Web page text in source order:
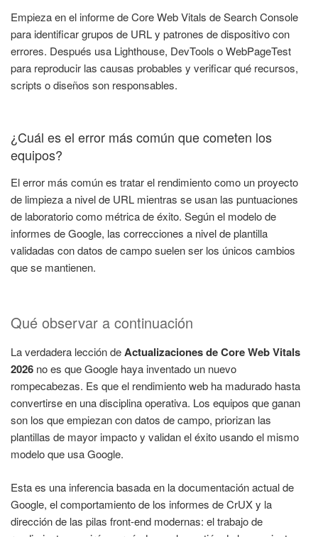
Empieza en el informe de Core Web Vitals de Search Console
para identificar grupos de URL y patrones de dispositivo con
errores. Después usa Lighthouse, DevTools o WebPageTest
para reproducir las causas probables y verificar qué recursos,
scripts o diseños son responsables.
¿Cuál es el error más común que cometen los
equipos?
El error más común es tratar el rendimiento como un proyecto
de limpieza a nivel de URL mientras se usan las puntuaciones
de laboratorio como métrica de éxito. Según el modelo de
informes de Google, las correcciones a nivel de plantilla
validadas con datos de campo suelen ser los únicos cambios
que se mantienen.
Qué observar a continuación
La verdadera lección deActualizaciones de Core Web Vitals
2026 no es que Google haya inventado un nuevo
rompecabezas. Es que el rendimiento web ha madurado hasta
convertirse en una disciplina operativa. Los equipos que ganan
son los que empiezan con datos de campo, priorizan las
plantillas de mayor impacto y validan el éxito usando el mismo
modelo que usa Google.
Esta es una inferencia basada en la documentación actual de
Google, el comportamiento de los informes de CrUX y la
dirección de las pilas front-end modernas: el trabajo de